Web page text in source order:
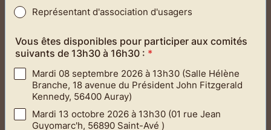
Représentant d'association d'usagers
Vous êtes disponibles pour participer aux comités
suivants de 13h30 à 16h30 : *
Mardi 08 septembre 2026 à 13h30 (Salle Hélène
Branche, 18 avenue du Président John Fitzgerald
Kennedy, 56400 Auray)
Mardi 13 octobre 2026 à 13h30 (01 rue Jean
Guyomarc'h, 56890 Saint-Avé )